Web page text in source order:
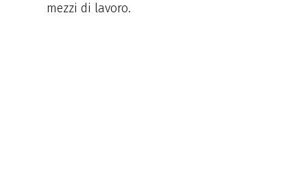
mezzi di lavoro.